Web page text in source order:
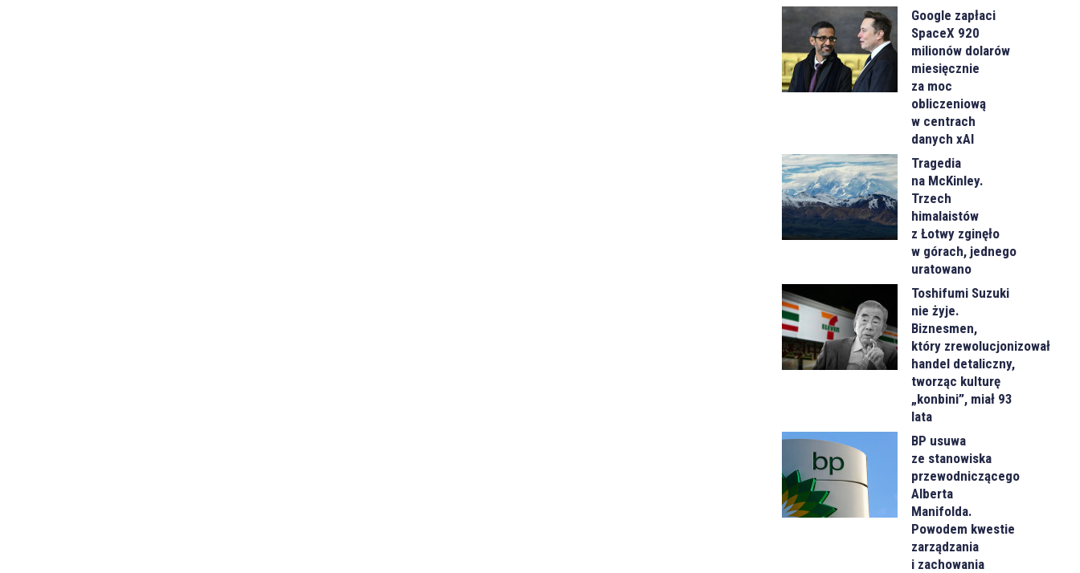
Google zapłaci
SpaceX 920
milionów dolarów
miesięcznie
za moc
obliczeniową
w centrach
danych xAI
Tragedia
na McKinley.
Trzech
himalaistów
z Łotwy zginęło
w górach, jednego
uratowano
Toshifumi Suzuki
nie żyje.
Biznesmen,
który zrewolucjonizował
handel detaliczny,
tworząc kulturę
„konbini”, miał 93
lata
BP usuwa
ze stanowiska
przewodniczącego
Alberta
Manifolda.
Powodem kwestie
zarządzania
i zachowania